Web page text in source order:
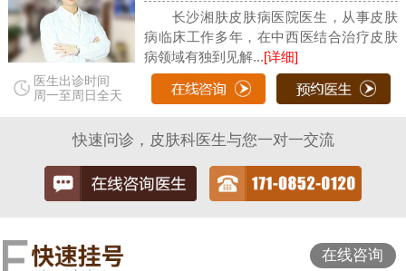
医生出诊时间
周一至周日全天
长沙湘肤皮肤病医院医生，从事皮肤
病临床工作多年，在中西医结合治疗皮肤
病领域有独到见解...[详细]
快速问诊，皮肤科医生与您一对一交流
在线咨询